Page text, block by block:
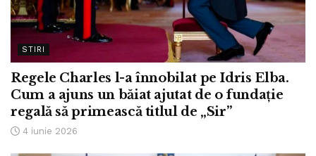
STIRI
Regele Charles l-a înnobilat pe Idris Elba.
Cum a ajuns un băiat ajutat de o fundație
regală să primească titlul de „Sir”
4 iunie 2026